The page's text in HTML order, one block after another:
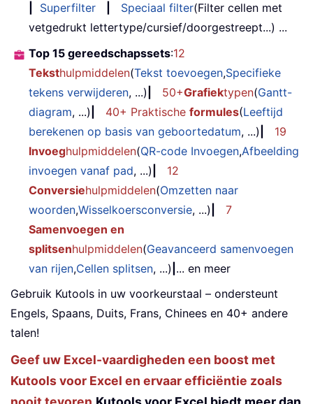
Superfilter Speciaal filter(Filter cellen met
vetgedrukt lettertype/cursief/doorgestreept...) ...
Top 15 gereedschapssets:12
Teksthulpmiddelen(Tekst toevoegen,Specifieke
tekens verwijderen, ...) 50+Grafiektypen(Gantt-
diagram, ...) 40+ Praktische formules(Leeftijd
berekenen op basis van geboortedatum, ...)
19
Invoeghulpmiddelen(QR-code Invoegen,Afbeelding
invoegen vanaf pad, ...)
12
Conversiehulpmiddelen(Omzetten naar
woorden,Wisselkoersconversie, ...)
7
Samenvoegen en
splitsenhulpmiddelen(Geavanceerd samenvoegen
van rijen,Cellen splitsen, ...) ... en meer
Gebruik Kutools in uw voorkeurstaal – ondersteunt
Engels, Spaans, Duits, Frans, Chinees en 40+ andere
talen!
Geef uw Excel-vaardigheden een boost met
Kutools voor Excel en ervaar efficiëntie zoals